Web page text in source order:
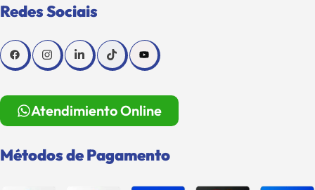
Redes Sociais
Atendimiento Online
Métodos de Pagamento